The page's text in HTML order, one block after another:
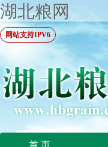
湖北粮网
网站支持IPV6
首 页